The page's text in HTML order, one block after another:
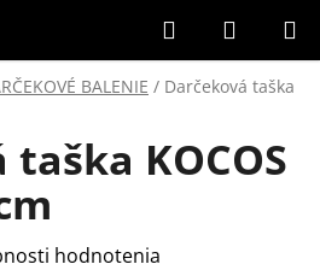
Hľadať
KOŠÍK
BALENIE / Darčeková taška
KOCOS
hodnotenia